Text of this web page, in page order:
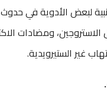
لبعض الأدوية في
ومضادات
غير الستيرويدية.